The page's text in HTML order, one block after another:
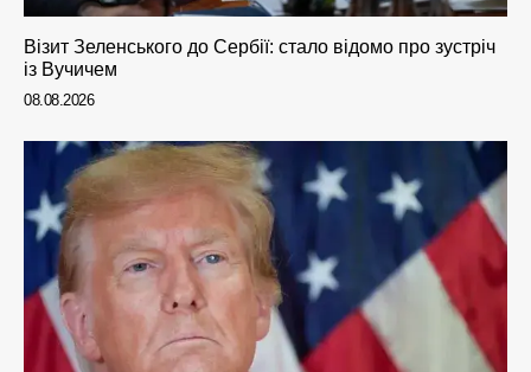
Візит Зеленського до Сербії: стало відомо про зустріч
із Вучичем
08.08.2026